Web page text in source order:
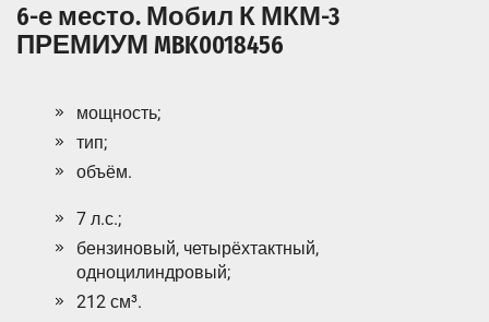
6-е место. Мобил К МКМ-3
ПРЕМИУМ MBK0018456
мощность;
тип;
объём.
7 л.с.;
бензиновый, четырёхтактный,
одноцилиндровый;
212 см³.